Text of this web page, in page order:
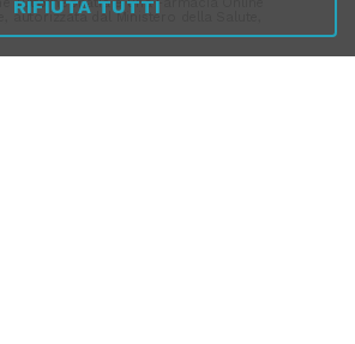
RIFIUTA TUTTI
autorizzata dal Ministero della Salute,